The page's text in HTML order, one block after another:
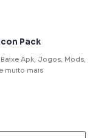
Pack